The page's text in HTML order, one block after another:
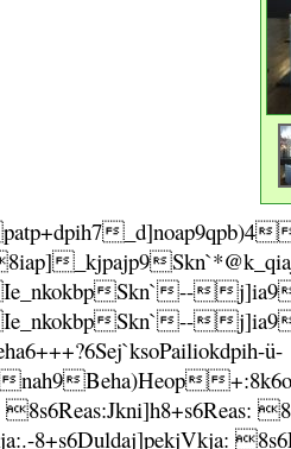
_d]noap9qpb)4
_kjpajp9
Skn`--
Skn`--
ü-
nah9Beha)Heop
8+s6Duldaj]pekjVkja: